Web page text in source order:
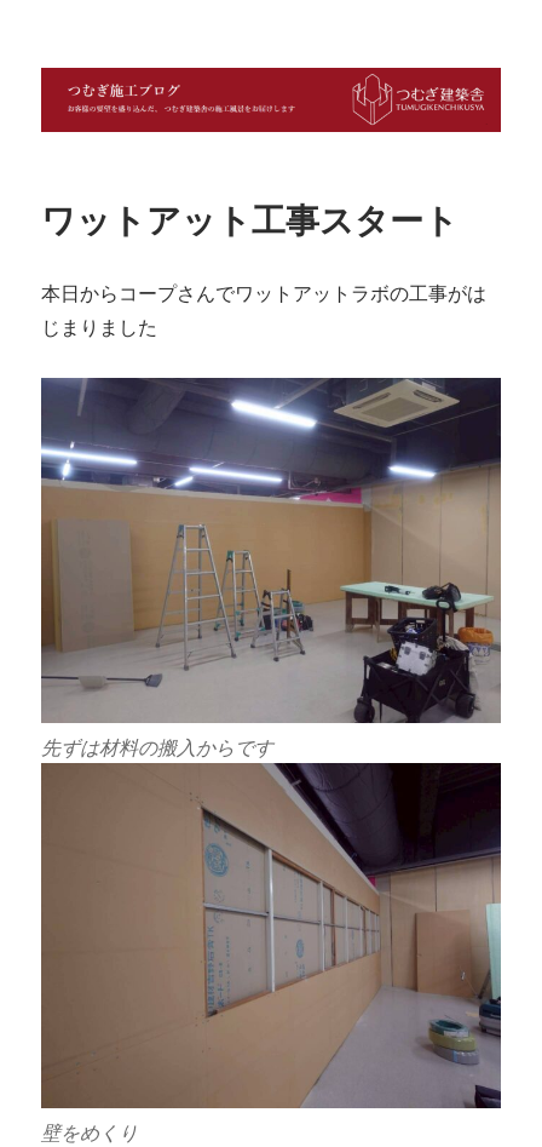
つむぎ施工ブログ
ワットアット工事スタート
本日からコープさんでワットアットラボの工事がは
じまりました
先ずは材料の搬入からです
壁をめくり